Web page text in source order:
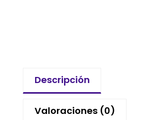
Descripción
Valoraciones (0)